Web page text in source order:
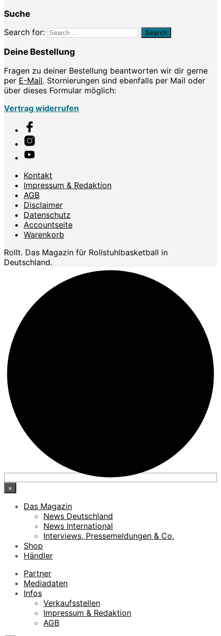
Suche
Search for:
Deine Bestellung
Fragen zu deiner Bestellung beantworten wir dir gerne
per E-Mail. Stornierungen sind ebenfalls per Mail oder
über dieses Formular möglich:
Vertrag widerrufen
Kontakt
Impressum & Redaktion
AGB
Disclaimer
Datenschutz
Accountseite
Warenkorb
Rollt. Das Magazin für Rollstuhlbasketball in
Deutschland.
×
Das Magazin
News Deutschland
News International
Interviews, Pressemeldungen & Co.
Shop
Händler
Partner
Mediadaten
Infos
Verkaufsstellen
Impressum & Redaktion
AGB